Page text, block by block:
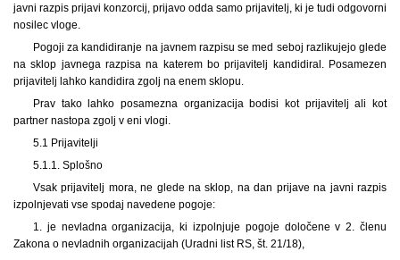
javni razpis prijavi konzorcij, prijavo odda samo prijavitelj, ki je tudi odgovorni
nosilec vloge.
Pogoji za kandidiranje na javnem razpisu se med seboj razlikujejo glede
na sklop javnega razpisa na katerem bo prijavitelj kandidiral. Posamezen
prijavitelj lahko kandidira zgolj na enem sklopu.
Prav tako lahko posamezna organizacija bodisi kot prijavitelj ali kot
partner nastopa zgolj v eni vlogi.
5.1 Prijavitelji
5.1.1. Splošno
Vsak prijavitelj mora, ne glede na sklop, na dan prijave na javni razpis
izpolnjevati vse spodaj navedene pogoje:
1. je nevladna organizacija, ki izpolnjuje pogoje določene v 2. členu
Zakona o nevladnih organizacijah (Uradni list RS, št. 21/18),